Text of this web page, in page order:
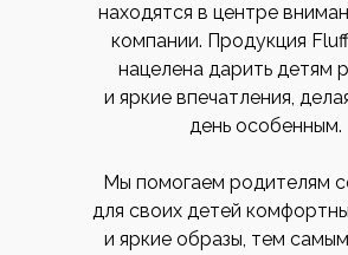
находятся в центре
компании. Продукция
нацелена дарить детям
и яркие впечатления,
день особенным.
Мы помогаем родителям
для своих детей
и яркие образы, тем